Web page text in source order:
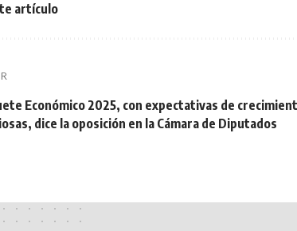
artículo
Económico 2025, con expectativas de
dice la oposición en la Cámara de Diputados